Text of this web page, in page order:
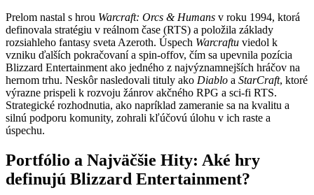
Prelom nastal s hrou Warcraft: Orcs & Humans v roku 1994, ktorá
definovala stratégiu v reálnom čase (RTS) a položila základy
rozsiahleho fantasy sveta Azeroth. Úspech Warcraftu viedol k
vzniku ďalších pokračovaní a spin-offov, čím sa upevnila pozícia
Blizzard Entertainment ako jedného z najvýznamnejších hráčov na
hernom trhu. Neskôr nasledovali tituly ako Diablo a StarCraft, ktoré
výrazne prispeli k rozvoju žánrov akčného RPG a sci-fi RTS.
Strategické rozhodnutia, ako napríklad zameranie sa na kvalitu a
silnú podporu komunity, zohrali kľúčovú úlohu v ich raste a
úspechu.
Portfólio a Najväčšie Hity: Aké hry
definujú Blizzard Entertainment?